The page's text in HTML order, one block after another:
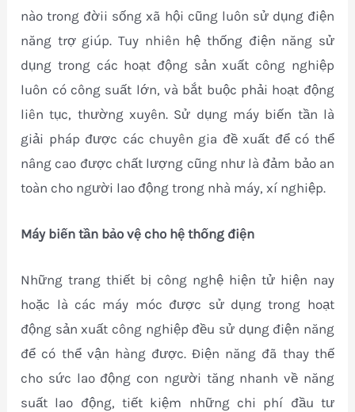
nào trong đờii sống xã hội cũng luôn sử dụng điện
năng trợ giúp. Tuy nhiên hệ thống điện năng sử
dụng trong các hoạt động sản xuất công nghiệp
luôn có công suất lớn, và bắt buộc phải hoạt động
liên tục, thường xuyên. Sử dụng máy biến tần là
giải pháp được các chuyên gia đề xuất để có thể
nâng cao được chất lượng cũng như là đảm bảo an
toàn cho người lao động trong nhà máy, xí nghiệp.
Máy biến tần bảo vệ cho hệ thống điện
Những trang thiết bị công nghệ hiện tử hiện nay
hoặc là các máy móc được sử dụng trong hoạt
động sản xuất công nghiệp đều sử dụng điện năng
để có thể vận hàng được. Điện năng đã thay thế
cho sức lao động con người tăng nhanh về năng
suất lao động, tiết kiệm những chi phí đầu tư